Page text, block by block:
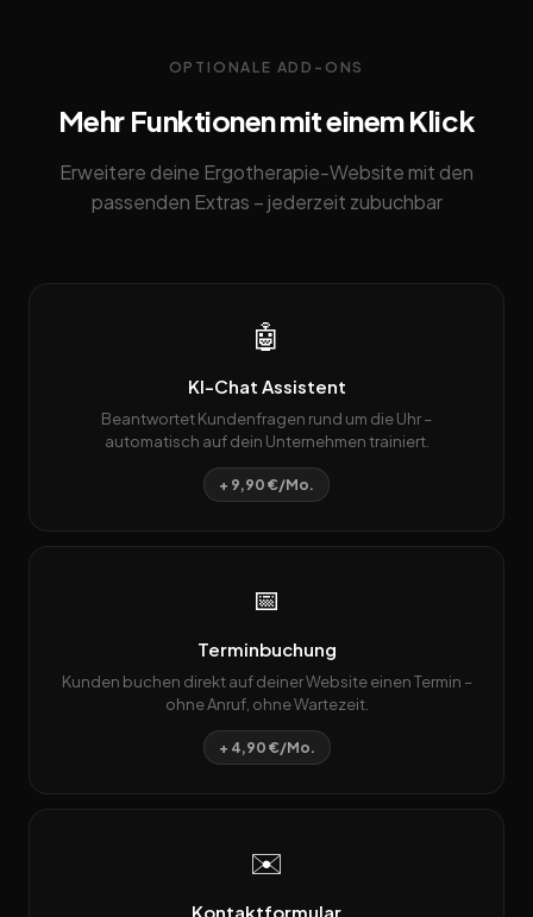
OPTIONALE ADD-ONS
Mehr Funktionen mit einem Klick
Erweitere deine Ergotherapie-Website mit den
passenden Extras – jederzeit zubuchbar
🤖
KI-Chat Assistent
Beantwortet Kundenfragen rund um die Uhr –
automatisch auf dein Unternehmen trainiert.
+ 9,90 €/Mo.
📅
Terminbuchung
Kunden buchen direkt auf deiner Website einen Termin –
ohne Anruf, ohne Wartezeit.
+ 4,90 €/Mo.
✉️
Kontaktformular